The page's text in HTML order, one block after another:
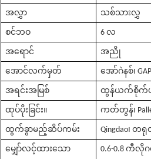
အလွှာ သစ်သားလွှ
စင်ဘဝ 6 လ
အရောင် အညို
အောင်လက်မှတ် အော်ဂဲနစ်၊ GAP
အရင်းအမြစ် ထွန်ယက်စိုက်ပ
ထုပ်ပိုးခြင်း။ ကတ်တွန်၊
ထွက်ခွာမည့်ဆိပ်ကမ်း Qingdao၊ တ
မျှော်လင့်ထားသော 0.6-0.8 ကီလို